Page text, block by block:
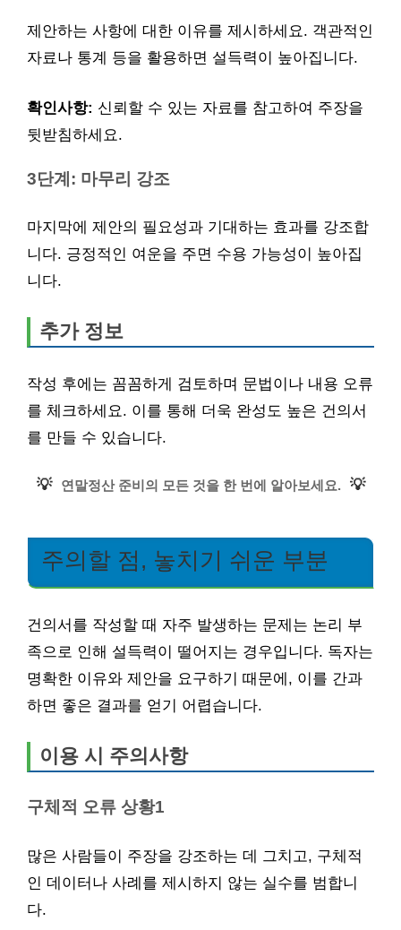
제안하는 사항에 대한 이유를 제시하세요. 객관적인
자료나 통계 등을 활용하면 설득력이 높아집니다.
확인사항: 신뢰할 수 있는 자료를 참고하여 주장을
뒷받침하세요.
3단계: 마무리 강조
마지막에 제안의 필요성과 기대하는 효과를 강조합
니다. 긍정적인 여운을 주면 수용 가능성이 높아집
니다.
추가 정보
작성 후에는 꼼꼼하게 검토하며 문법이나 내용 오류
를 체크하세요. 이를 통해 더욱 완성도 높은 건의서
를 만들 수 있습니다.
💡 연말정산 준비의 모든 것을 한 번에 알아보세요. 💡
주의할 점, 놓치기 쉬운 부분
건의서를 작성할 때 자주 발생하는 문제는 논리 부
족으로 인해 설득력이 떨어지는 경우입니다. 독자는
명확한 이유와 제안을 요구하기 때문에, 이를 간과
하면 좋은 결과를 얻기 어렵습니다.
이용 시 주의사항
구체적 오류 상황1
많은 사람들이 주장을 강조하는 데 그치고, 구체적
인 데이터나 사례를 제시하지 않는 실수를 범합니
다.